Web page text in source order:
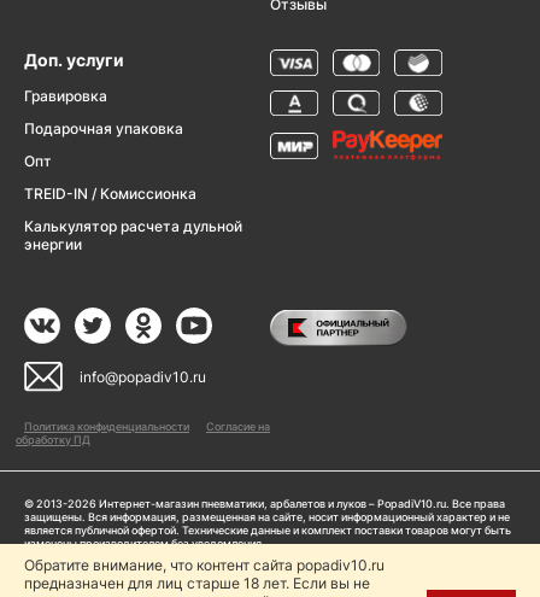
Отзывы
Доп. услуги
Гравировка
Подарочная упаковка
Опт
TREID-IN / Комиссионка
Калькулятор расчета дульной
энергии
info@popadiv10.ru
Политика конфиденциальности
Согласие на
обработку ПД
© 2013-2026 Интернет-магазин пневматики, арбалетов и луков – PopadiV10.ru. Все права
защищены. Вся информация, размещенная на сайте, носит информационный характер и не
является публичной офертой. Технические данные и комплект поставки товаров могут быть
изменены производителем без уведомления
Пользуясь сайтом Popadiv10.ru, пользователь автоматически соглашается с условиями,
прописанными в
Политике конфиденциальности
Обратите внимание, что контент сайта popadiv10.ru
предназначен для лиц старше 18 лет. Если вы не